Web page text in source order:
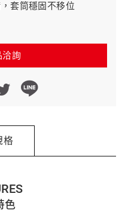
套筒穩固不移位
洽詢
格
色